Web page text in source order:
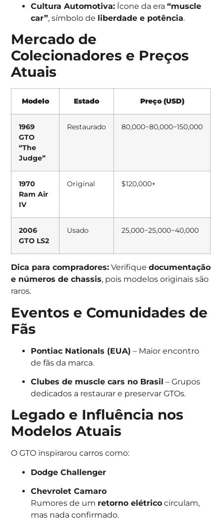
Cultura Automotiva: Ícone da era“muscle
car”, símbolo de liberdade e potência.
Mercado de
Colecionadores e Preços
Atuais
Modelo Estado Preço (USD)
1969
GTO
“The
Judge”
Restaurado 80,000−80,000−150,000
1970
Ram Air
IV
Original $120,000+
2006
GTO LS2
Usado 25,000−25,000−40,000
Dica para compradores: Verifiquedocumentação
e números de chassis, pois modelos originais são
raros.
Eventos e Comunidades de
Fãs
Pontiac Nationals (EUA) – Maior encontro
de fãs da marca.
Clubes de muscle cars no Brasil – Grupos
dedicados a restaurar e preservar GTOs.
Legado e Influência nos
Modelos Atuais
O GTO inspirarou carros como:
Dodge Challenger
Chevrolet Camaro
Rumores de um retorno elétrico circulam,
mas nada confirmado.